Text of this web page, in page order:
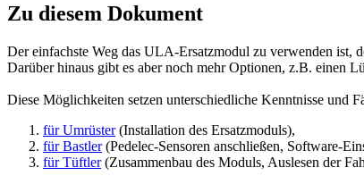
Zu diesem Dokument
Der einfachste Weg das ULA-Ersatzmodul zu verwenden ist,
Darüber hinaus gibt es aber noch mehr Optionen, z.B. einen
Diese Möglichkeiten setzen unterschiedliche Kenntnisse und
für Umrüster(Installation des Ersatzmoduls),
für Bastler(Pedelec-Sensoren anschließen, Software-
für Tüftler(Zusammenbau des Moduls, Auslesen der